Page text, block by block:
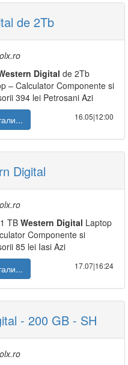
de 2Tb
Digital de 2Tb
– Calculator Componente si
394 lei Petrosani Azi
16.05|12:00
Digital
1 TB Western Digital Laptop
Componente si
85 lei Iasi Azi
17.07|16:24
- 200 GB - SH